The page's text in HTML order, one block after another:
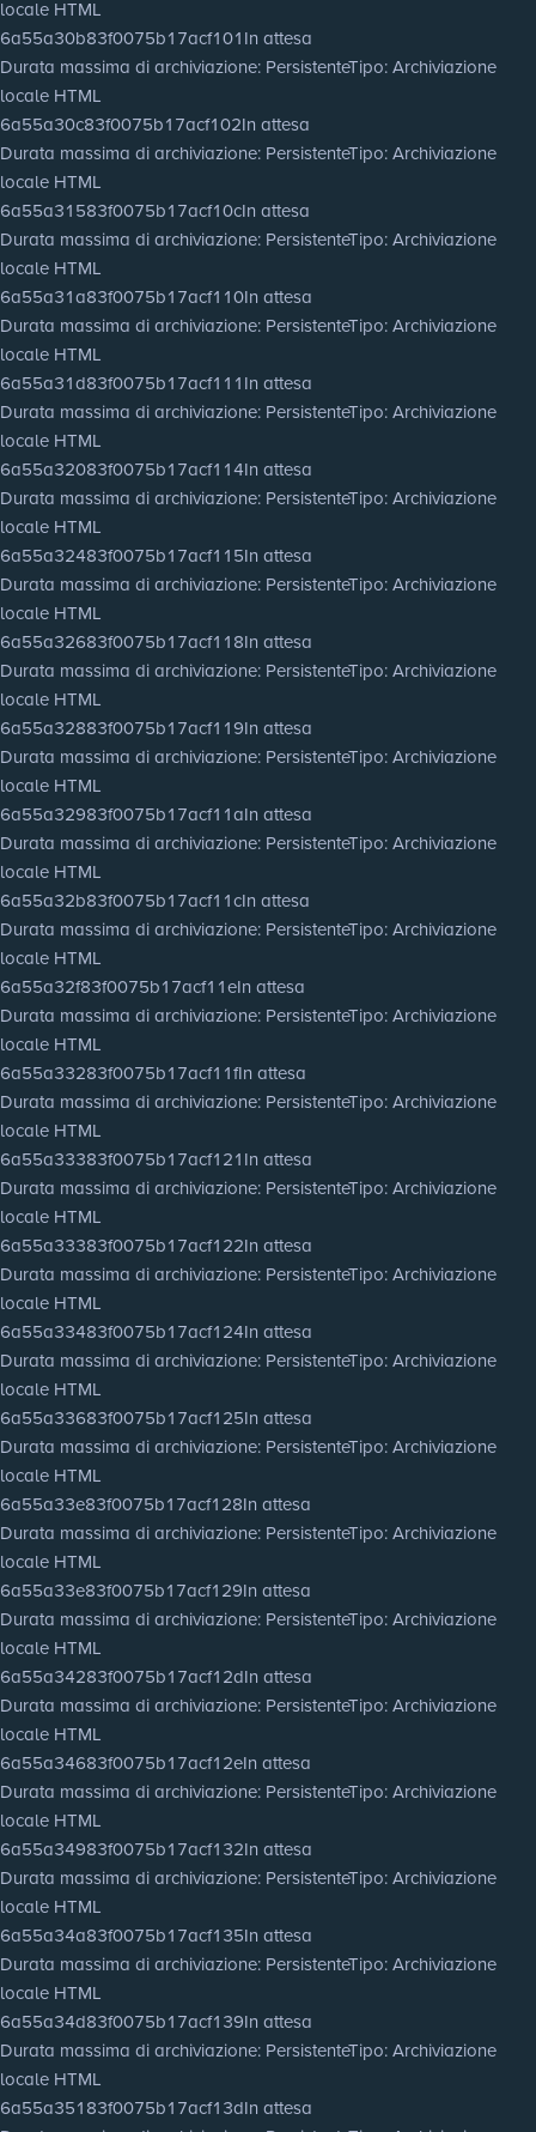
locale HTML
6a55a30b83f0075b17acf101In attesa
Durata massima di archiviazione: PersistenteTipo: Archiviazione
locale HTML
6a55a30c83f0075b17acf102In attesa
Durata massima di archiviazione: PersistenteTipo: Archiviazione
locale HTML
6a55a31583f0075b17acf10cIn attesa
Durata massima di archiviazione: PersistenteTipo: Archiviazione
locale HTML
6a55a31a83f0075b17acf110In attesa
Durata massima di archiviazione: PersistenteTipo: Archiviazione
locale HTML
6a55a31d83f0075b17acf111In attesa
Durata massima di archiviazione: PersistenteTipo: Archiviazione
locale HTML
6a55a32083f0075b17acf114In attesa
Durata massima di archiviazione: PersistenteTipo: Archiviazione
locale HTML
6a55a32483f0075b17acf115In attesa
Durata massima di archiviazione: PersistenteTipo: Archiviazione
locale HTML
6a55a32683f0075b17acf118In attesa
Durata massima di archiviazione: PersistenteTipo: Archiviazione
locale HTML
6a55a32883f0075b17acf119In attesa
Durata massima di archiviazione: PersistenteTipo: Archiviazione
locale HTML
6a55a32983f0075b17acf11aIn attesa
Durata massima di archiviazione: PersistenteTipo: Archiviazione
locale HTML
6a55a32b83f0075b17acf11cIn attesa
Durata massima di archiviazione: PersistenteTipo: Archiviazione
locale HTML
6a55a32f83f0075b17acf11eIn attesa
Durata massima di archiviazione: PersistenteTipo: Archiviazione
locale HTML
6a55a33283f0075b17acf11fIn attesa
Durata massima di archiviazione: PersistenteTipo: Archiviazione
locale HTML
6a55a33383f0075b17acf121In attesa
Durata massima di archiviazione: PersistenteTipo: Archiviazione
locale HTML
6a55a33383f0075b17acf122In attesa
Durata massima di archiviazione: PersistenteTipo: Archiviazione
locale HTML
6a55a33483f0075b17acf124In attesa
Durata massima di archiviazione: PersistenteTipo: Archiviazione
locale HTML
6a55a33683f0075b17acf125In attesa
Durata massima di archiviazione: PersistenteTipo: Archiviazione
locale HTML
6a55a33e83f0075b17acf128In attesa
Durata massima di archiviazione: PersistenteTipo: Archiviazione
locale HTML
6a55a33e83f0075b17acf129In attesa
Durata massima di archiviazione: PersistenteTipo: Archiviazione
locale HTML
6a55a34283f0075b17acf12dIn attesa
Durata massima di archiviazione: PersistenteTipo: Archiviazione
locale HTML
6a55a34683f0075b17acf12eIn attesa
Durata massima di archiviazione: PersistenteTipo: Archiviazione
locale HTML
6a55a34983f0075b17acf132In attesa
Durata massima di archiviazione: PersistenteTipo: Archiviazione
locale HTML
6a55a34a83f0075b17acf135In attesa
Durata massima di archiviazione: PersistenteTipo: Archiviazione
locale HTML
6a55a34d83f0075b17acf139In attesa
Durata massima di archiviazione: PersistenteTipo: Archiviazione
locale HTML
6a55a35183f0075b17acf13dIn attesa